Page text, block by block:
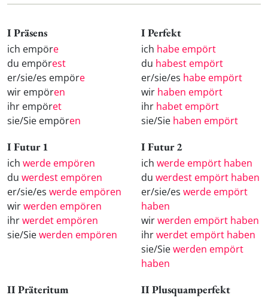
I Präsens
ich empöre
du empörest
er/sie/es empöre
wir empören
ihr empöret
sie/Sie empören
I Perfekt
ich habe empört
du habest empört
er/sie/es habe empört
wir haben empört
ihr habet empört
sie/Sie haben empört
I Futur 1
ich werde empören
du werdest empören
er/sie/es werde empören
wirwerden empören
ihrwerdet empören
sie/Siewerden empören
I Futur 2
ich werde empört haben
du werdest empört haben
er/sie/es werde empört
haben
wirwerden empört haben
ihrwerdet empört haben
sie/Siewerden empört
haben
II Präteritum II Plusquamperfekt